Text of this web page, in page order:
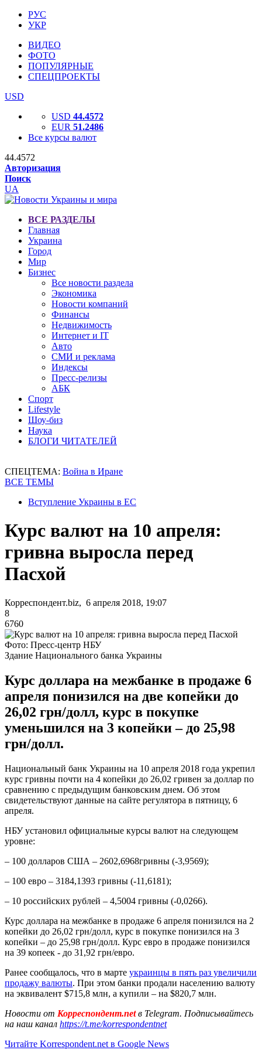
РУС
УКР
ВИДЕО
ФОТО
ПОПУЛЯРНЫЕ
СПЕЦПРОЕКТЫ
USD
USD 44.4572
EUR 51.2486
Все курсы валют
44.4572
Авторизация
Поиск
UA
ВСЕ РАЗДЕЛЫ
Главная
Украина
Город
Мир
Бизнес
Все новости раздела
Экономика
Новости компаний
Финансы
Недвижимость
Интернет и IT
Авто
СМИ и реклама
Индексы
Пресс-релизы
АБК
Спорт
Lifestyle
Шоу-биз
Наука
БЛОГИ ЧИТАТЕЛЕЙ
СПЕЦТЕМА: Война в Иране
ВСЕ ТЕМЫ
Вступление Украины в ЕС
Курс валют на 10 апреля:
гривна выросла перед
Пасхой
Корреспондент.biz, 6 апреля 2018, 19:07
8
6760
Фото: Пресс-центр НБУ
Здание Национального банка Украины
Курс доллара на межбанке в продаже 6
апреля понизился на две копейки до
26,02 грн/долл, курс в покупке
уменьшился на 3 копейки – до 25,98
грн/долл.
Национальный банк Украины на 10 апреля 2018 года укрепил
курс гривны почти на 4 копейки до 26,02 гривен за доллар по
сравнению с предыдущим банковским днем. Об этом
свидетельствуют данные на сайте регулятора в пятницу, 6
апреля.
НБУ установил официальные курсы валют на следующем
уровне:
– 100 долларов США – 2602,6968гривны (-3,9569);
– 100 евро – 3184,1393 гривны (-11,6181);
– 10 российских рублей – 4,5004 гривны (-0,0266).
Курс доллара на межбанке в продаже 6 апреля понизился на 2
копейки до 26,02 грн/долл, курс в покупке понизился на 3
копейки – до 25,98 грн/долл. Курс евро в продаже понизился
на 39 копеек - до 31,92 грн/евро.
Ранее сообщалось, что в марте украинцы в пять раз увеличили
продажу валюты. При этом банки продали населению валюту
на эквивалент $715,8 млн, а купили – на $820,7 млн.
Новости от Корреспондент.netв Telegram. Подписывайтесь
на наш канал https://t.me/korrespondentnet
Читайте Korrespondent.net в Google News